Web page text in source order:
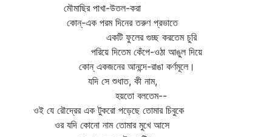
মৌমাছির পাখা-উতল-করা
কোন্‌-এক পরম দিনের তরুণ প্রভাতে
একটি ফুলের গুচ্ছ করতেম চুরি
পরিয়ে দিতেম কেঁপে-ওঠা আঙুল দিয়ে
কোন্‌ একজনের আনন্দে-রাঙা কর্ণমূলে।
যদি সে শুধাত, কী নাম,
হয়তো বলতেম--
ওই যে রৌদ্রের এক টুকরো পড়েছে তোমার চিবুকে
ওর যদি কোনো নাম তোমার মুখে আসে